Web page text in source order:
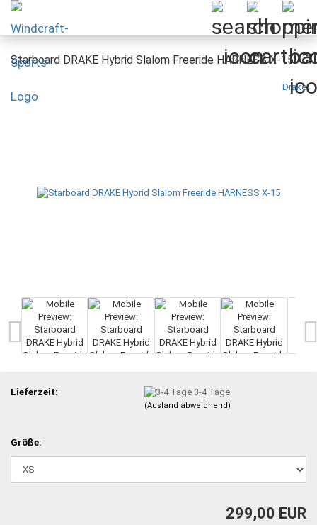
Starboard DRAKE Hybrid Slalom Freeride HARNESS X-15
Drake
Lieferzeit: 3-4 Tage
(Ausland abweichend)
Größe:
299,00 EUR